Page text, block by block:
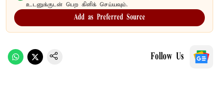
உடனுக்குடன் பெற கிளிக் செய்யவும்.
Add as Preferred Source
Follow Us